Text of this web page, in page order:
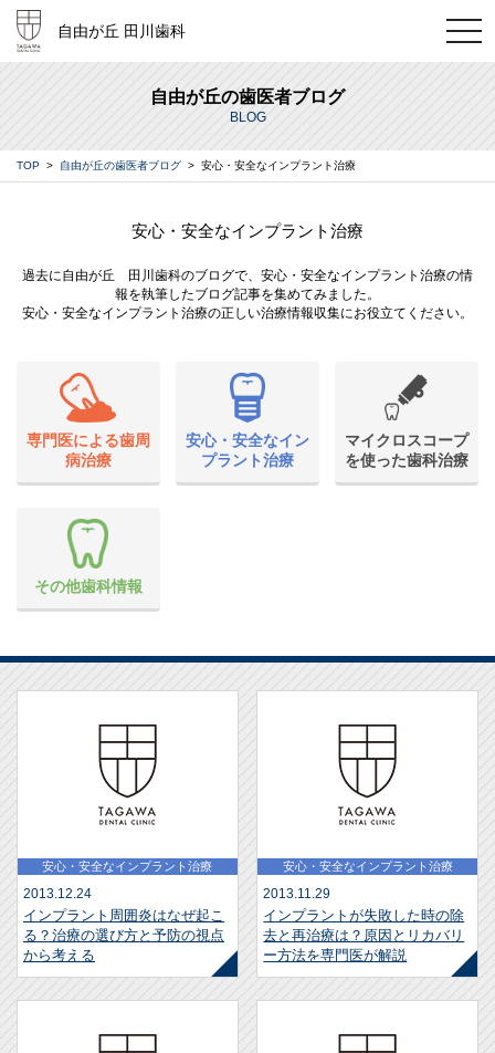
自由が丘 田川歯科
t
o
g
g
l
e
n
a
n
自由が丘の歯医者ブログ
BLOG
TOP > 自由が丘の歯医者ブログ > 安心・安全なインプラント治療
安心・安全なインプラント治療
過去に自由が丘 田川歯科のブログで、安心・安全なインプラント治療の情
報を執筆したブログ記事を集めてみました。
安心・安全なインプラント治療の正しい治療情報収集にお役立てください。
専門医による歯周
病治療
安心・安全なイン
プラント治療
マイクロスコープ
を使った歯科治療
その他歯科情報
安心・安全なインプラント治療
2013.12.24
インプラント周囲炎はなぜ起こ
る？治療の選び方と予防の視点
から考える
安心・安全なインプラント治療
2013.11.29
インプラントが失敗した時の除
去と再治療は？原因とリカバリ
ー方法を専門医が解説